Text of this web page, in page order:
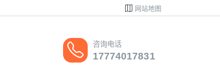
网站地图
咨询电话
17774017831